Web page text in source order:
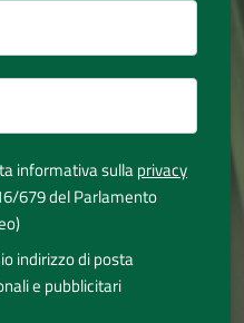
informativa sullaprivacy
679 del Parlamento
indirizzo di posta
e pubblicitari